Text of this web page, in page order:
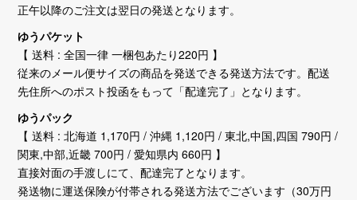
正午以降のご注文は翌日の発送となります。
ゆうパケット
【 送料 : 全国一律 一梱包あたり220円 】
従来のメール便サイズの商品を発送できる発送方法です。配送
先住所へのポスト投函をもって「配達完了」となります。
ゆうパック
【 送料 : 北海道 1,170円 / 沖縄 1,120円 / 東北,中国,四国 790円 /
関東,中部,近畿 700円 / 愛知県内 660円 】
直接対面の手渡しにて、配達完了となります。
発送物に運送保険が付帯される発送方法でございます（30万円